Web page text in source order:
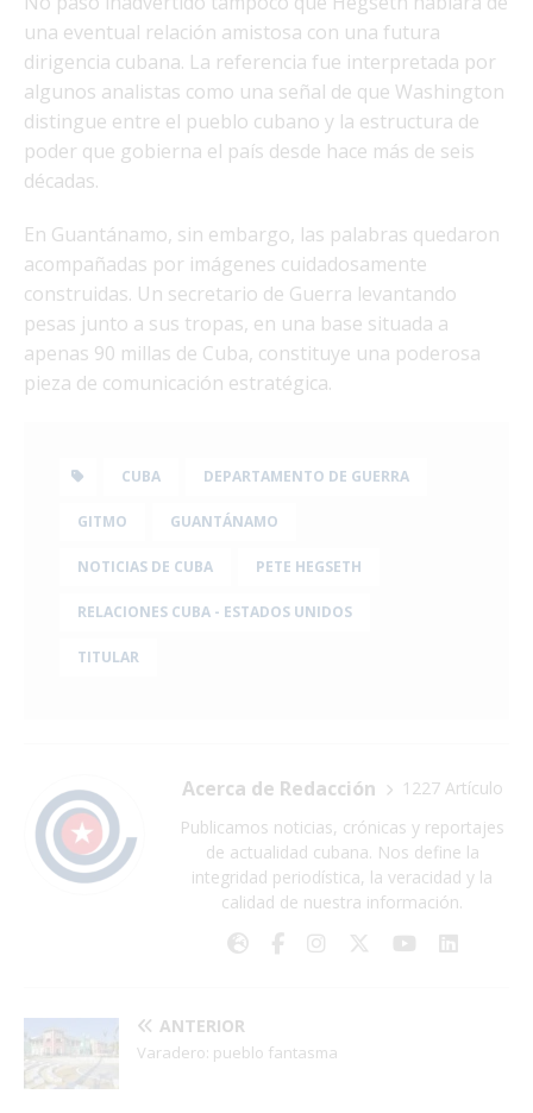
una eventual relación amistosa con una futura
dirigencia cubana. La referencia fue interpretada por
algunos analistas como una señal de que Washington
distingue entre el pueblo cubano y la estructura de
poder que gobierna el país desde hace más de seis
décadas.
En Guantánamo, sin embargo, las palabras quedaron
acompañadas por imágenes cuidadosamente
construidas. Un secretario de Guerra levantando
pesas junto a sus tropas, en una base situada a
apenas 90 millas de Cuba, constituye una poderosa
pieza de comunicación estratégica.
CUBA DEPARTAMENTO DE GUERRA
GITMO GUANTÁNAMO
NOTICIAS DE CUBA PETE HEGSETH
RELACIONES CUBA - ESTADOS UNIDOS
TITULAR
Acerca de Redacción
1227 Artículo
Publicamos noticias, crónicas y reportajes
de actualidad cubana. Nos define la
integridad periodística, la veracidad y la
calidad de nuestra información.
ANTERIOR
Varadero: pueblo fantasma